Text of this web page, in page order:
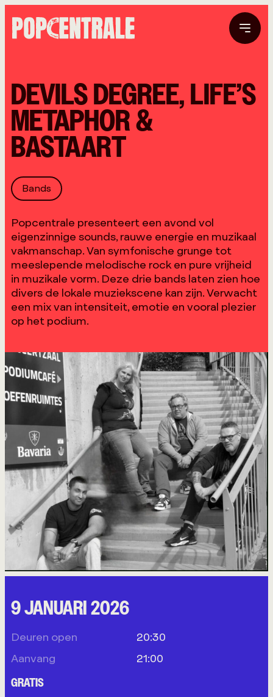
DEVILS DEGREE, LIFE’S
METAPHOR &
BASTAART
Bands
Popcentrale presenteert een avond vol
eigenzinnige sounds, rauwe energie en muzikaal
vakmanschap. Van symfonische grunge tot
meeslepende melodische rock en pure vrijheid
in muzikale vorm. Deze drie bands laten zien hoe
divers de lokale muziekscene kan zijn. Verwacht
een mix van intensiteit, emotie en vooral plezier
op het podium.
9 JANUARI 2026
Deuren open
20:30
Aanvang
21:00
GRATIS